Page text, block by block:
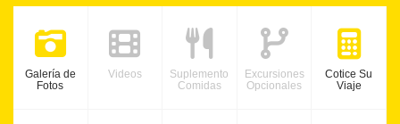
Galería de
Fotos
Videos
Suplemento
Comidas
Excursiones
Opcionales
Cotice Su
Viaje